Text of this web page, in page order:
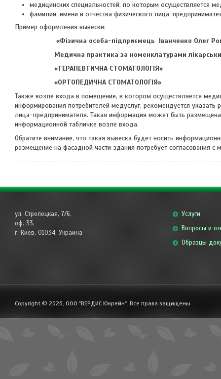
медицинских специальностей, по которым осуществляется
фамилии, имени и отчества физического лица-
Пример оформления вывески:
«Фізична особа-підприємець Іванченко Олег
Медична практика за номенклатурами лікарських
«ТЕРАПЕВТИЧНА СТОМАТОЛОГІЯ»
«ОРТОПЕДИЧНА СТОМАТОЛОГІЯ»
Также возле входа в помещение, в котором осуществляется
информирования потребителей медуслуг, рекомендуется указать
лица-предпринимателя. Такая информация может быть
информационной табличке возле входа.
Обратите внимание, что такая вывеска будет носить
размещение на фасадной части здания потребует согласования с
ул. Стрелецкая, 7/6,
оф. 33,
г. Киев, 01034, Украина
Услуги
Вопросы и
Образцы
Copyright © 2026, ООО "ВЕРДИС Юкрейн". Все права защищены